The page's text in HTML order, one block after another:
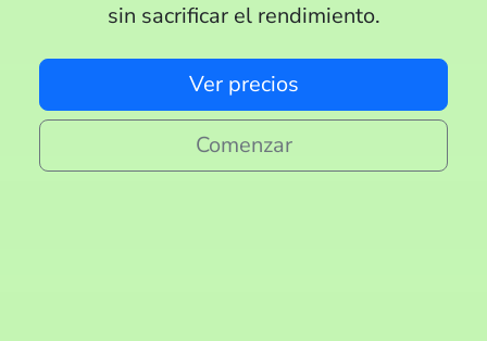
sin sacrificar el rendimiento.
Ver precios
Comenzar